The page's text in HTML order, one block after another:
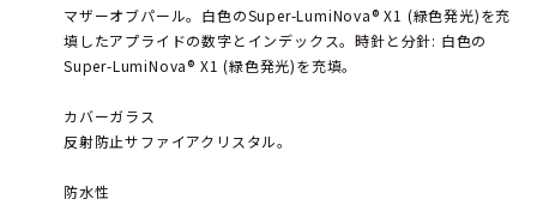
マザーオブパール。白色のSuper-LumiNova® X1 (緑色発光)を充
填したアプライドの数字とインデックス。時針と分針: 白色の
Super-LumiNova® X1 (緑色発光)を充填。
カバーガラス
反射防止サファイアクリスタル。
防水性